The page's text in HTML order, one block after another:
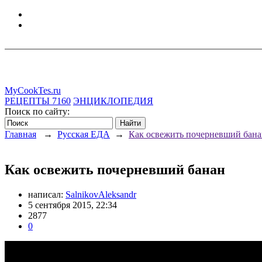
MyCookTes.ru
РЕЦЕПТЫ 7160 ЭНЦИКЛОПЕДИЯ
Поиск по сайту:
Главная → Русская ЕДА → Как освежить почерневший
Как освежить почерневший банан
написал: SalnikovAleksandr
5 сентября 2015, 22:34
2877
0